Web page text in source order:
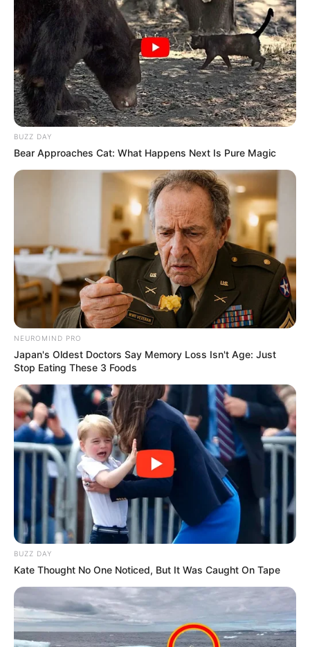
-ad9
O jornalismo do JASB.com.br precisa de você para continuar
marcando ponto na vida das pessoas.
notícias em suas redes sociais!
BUZZ DAY
Bear Approaches Cat: What Happens Next Is Pure Magic
NEUROMIND PRO
Japan's Oldest Doctors Say Memory Loss Isn't Age: Just
Stop Eating These 3 Foods
BUZZ DAY
Kate Thought No One Noticed, But It Was Caught On Tape